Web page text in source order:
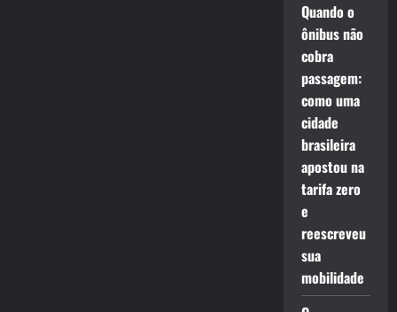
Quando o
ônibus não
cobra
passagem:
como uma
cidade
brasileira
apostou na
tarifa zero
e
reescreveu
sua
mobilidade